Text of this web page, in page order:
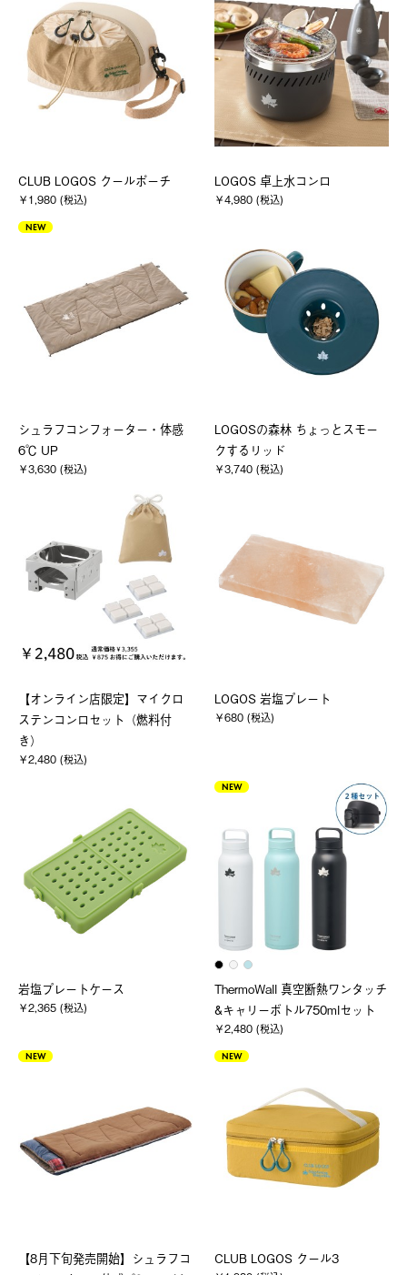
CLUB LOGOS クールポーチ
￥1,980 (税込)
LOGOS 卓上水コンロ
￥4,980 (税込)
NEW
シュラフコンフォーター・体感
6℃ UP
￥3,630 (税込)
LOGOSの森林 ちょっとスモー
クするリッド
￥3,740 (税込)
【オンライン店限定】マイクロ
ステンコンロセット（燃料付
き）
￥2,480 (税込)
LOGOS 岩塩プレート
￥680 (税込)
岩塩プレートケース
￥2,365 (税込)
NEW
ThermoWall 真空断熱ワンタッチ
&キャリーボトル750mlセット
￥2,480 (税込)
NEW
【8月下旬発売開始】シュラフコ
NEW
CLUB LOGOS クール3